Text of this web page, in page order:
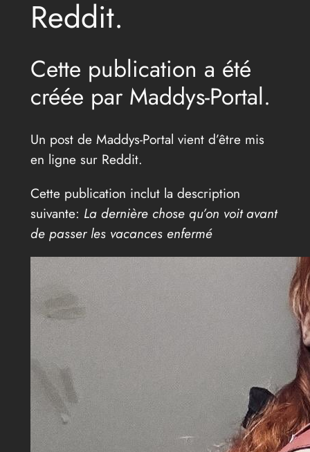
Reddit.
Cette publication a été
créée par Maddys-Portal.
Un post de Maddys-Portal vient d’être mis
en ligne sur Reddit.
Cette publication inclut la description
suivante: La dernière chose qu’on voit avant
de passer les vacances enfermé